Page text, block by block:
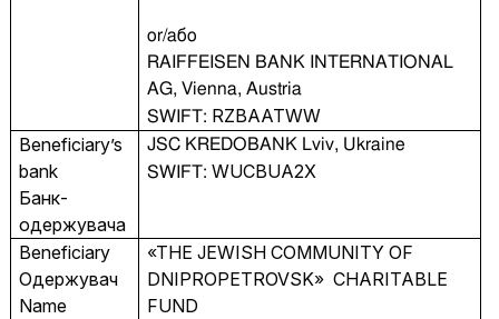
or/або
RAIFFEISEN BANK INTERNATIONAL
AG, Vienna, Austria
SWIFT: RZBAATWW
Beneficiary’s
bank
Банк-
одержувача
JSC KREDOBANK Lviv, Ukraine
SWIFT: WUCBUA2X
Beneficiary
Одержувач
Name
«THE JEWISH COMMUNITY OF
DNIPROPETROVSK» CHARITABLE
FUND